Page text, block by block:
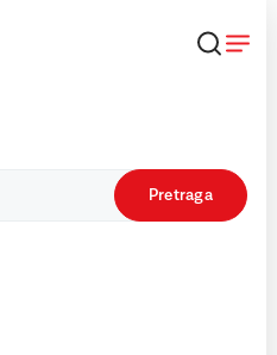
Pretraga